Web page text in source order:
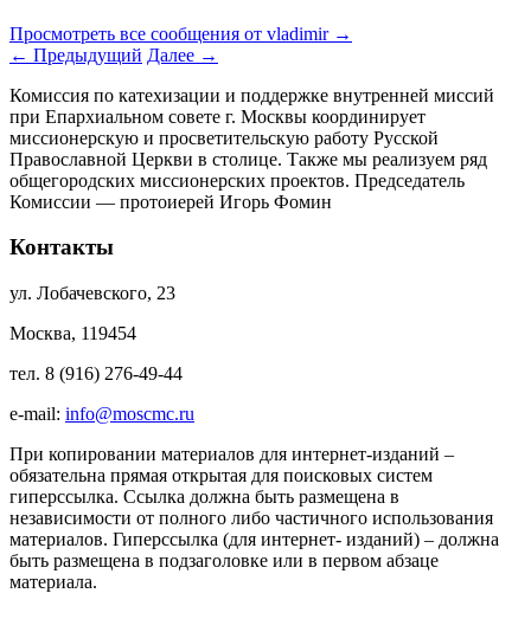
Просмотреть все сообщения от vladimir →
← Предыдущий Далее →
Комиссия по катехизации и поддержке внутренней миссий
при Епархиальном совете г. Москвы координирует
миссионерскую и просветительскую работу Русской
Православной Церкви в столице. Также мы реализуем ряд
общегородских миссионерских проектов. Председатель
Комиссии — протоиерей Игорь Фомин
Контакты
ул. Лобачевского, 23
Москва, 119454
тел. 8 (916) 276-49-44
e-mail: info@moscmc.ru
При копировании материалов для интернет-изданий –
обязательна прямая открытая для поисковых систем
гиперссылка. Ссылка должна быть размещена в
независимости от полного либо частичного использования
материалов. Гиперссылка (для интернет- изданий) – должна
быть размещена в подзаголовке или в первом абзаце
материала.